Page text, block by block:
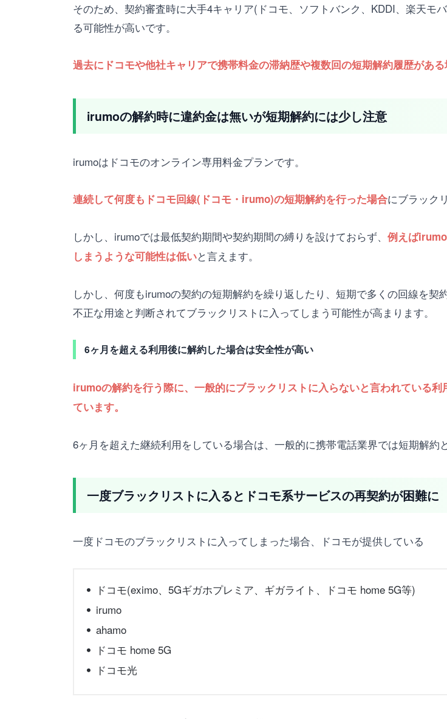
そのため、契約審査時に大手4キャリア(ドコモ、ソフトバンク、KDDI、楽天モ
る可能性が高いです。
過去にドコモや他社キャリアで携帯料金の滞納歴や複数回の短期解約履歴があ
irumoの解約時に違約金は無いが短期解約には少し注意
irumoはドコモのオンライン専用料金プランです。
連続して何度もドコモ回線(ドコモ・irumo)の短期解約を行った場合にブラック
しかし、irumoでは最低契約期間や契約期間の縛りを設けておらず、 例えば
しまうような可能性は低いと言えます。
しかし、何度もirumoの契約の短期解約を繰り返したり、短期で多くの回線を
不正な用途と判断されてブラックリストに入ってしまう可能性が高まります。
6ヶ月を超える利用後に解約した場合は安全性が高い
irumoの解約を行う際に、一般的にブラックリストに入らないと言われている
ています。
6ヶ月を超えた継続利用をしている場合は、一般的に携帯電話業界では短期解約
一度ブラックリストに入るとドコモ系サービスの再契約が困難に
一度ドコモのブラックリストに入ってしまった場合、ドコモが提供している
ドコモ(eximo、5Gギガホプレミア、ギガライト、ドコモ home 5G等)
irumo
ahamo
ドコモ home 5G
ドコモ光